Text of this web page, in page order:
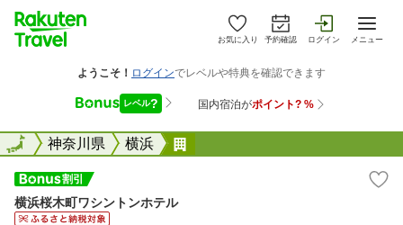
お気に入り 予約確認 ログイン メニュー
全国神奈川県 横浜
全国
横浜桜木町ワシントンホテル